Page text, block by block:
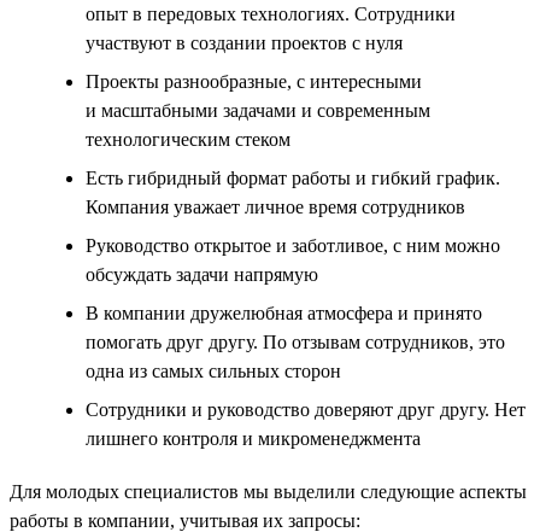
опыт в передовых технологиях. Сотрудники
участвуют в создании проектов с нуля
Проекты разнообразные, с интересными
и масштабными задачами и современным
технологическим стеком
Есть гибридный формат работы и гибкий график.
Компания уважает личное время сотрудников
Руководство открытое и заботливое, с ним можно
обсуждать задачи напрямую
В компании дружелюбная атмосфера и принято
помогать друг другу. По отзывам сотрудников, это
одна из самых сильных сторон
Сотрудники и руководство доверяют друг другу. Нет
лишнего контроля и микроменеджмента
Для молодых специалистов мы выделили следующие аспекты
работы в компании, учитывая их запросы: